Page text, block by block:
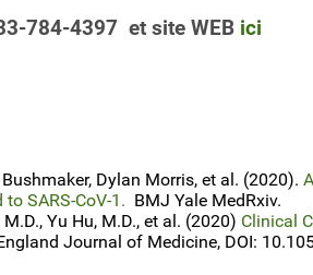
784-4397 et site WEB ici
Dylan Morris, et al. (2020).
SARS-CoV-1. BMJ Yale MedRxiv.
Yu Hu, M.D., et al. (2020) Clinical
Journal of Medicine, DOI: